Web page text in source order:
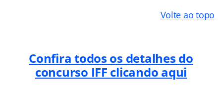
Volte ao topo
Confira todos os detalhes do
concurso IFF clicando aqui